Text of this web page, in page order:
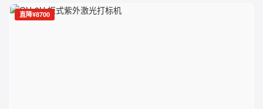
直降¥8700